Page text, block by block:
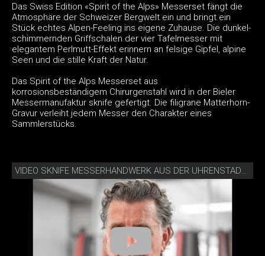
Das Swiss Edition «Spirit of the Alps» Messerset fängt die
Atmosphäre der Schweizer Bergwelt ein und bringt ein
Stück echtes Alpen-Feeling ins eigene Zuhause. Die dunkel-
schimmernden Griffschalen der vier Tafelmesser mit
elegantem Perlmutt-Effekt erinnern an felsige Gipfel, alpine
Seen und die stille Kraft der Natur.
Das Spirit of the Alps Messerset aus
korrosionsbeständigem Chirurgenstahl wird in der Bieler
Messermanufaktur sknife gefertigt. Die filigrane Matterhorn-
Gravur verleiht jedem Messer den Charakter eines
Sammlerstücks.